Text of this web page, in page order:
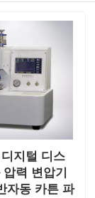
지털 디스
력 변압기
자동 카튼 파